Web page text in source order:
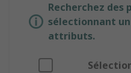
Recherchez des
sélectionnant
attributs.